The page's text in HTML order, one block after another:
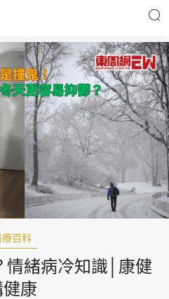
時事財經
優享生活
會員活動
東周專欄
療百科
情緒病冷知識│康健
健康